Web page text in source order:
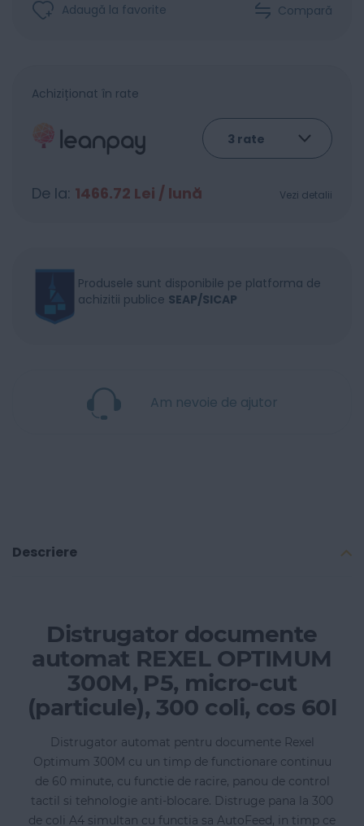
Adaugă la favorite Compară
Achiziționat în rate
De la: 1466.72 Lei / lună Vezi detalii
Produsele sunt disponibile pe platforma de
achizitii publice SEAP/SICAP
Am nevoie de ajutor
Descriere
Distrugator documente
automat REXEL OPTIMUM
300M, P5, micro-cut
(particule), 300 coli, cos 60l
Distrugator automat pentru documente Rexel
Optimum 300M cu un timp de functionare continuu
de 60 minute, cu functie de racire, panou de control
tactil si tehnologie anti-blocare. Distruge pana la 300
de coli A4 simultan cu functia sa AutoFeed, in timp ce